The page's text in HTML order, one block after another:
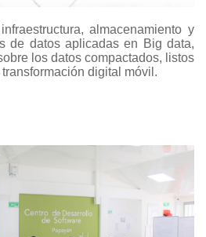
almacenamiento y
de datos aplicadas en Big data,
los datos compactados, listos
digital móvil.